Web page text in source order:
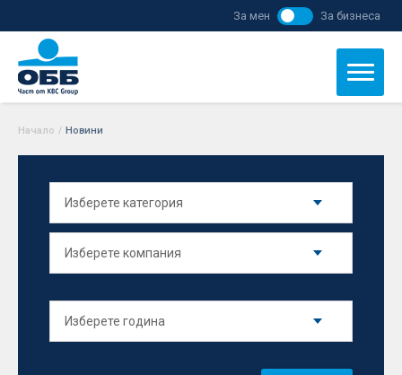
За мен За бизнеса
Начало / Новини